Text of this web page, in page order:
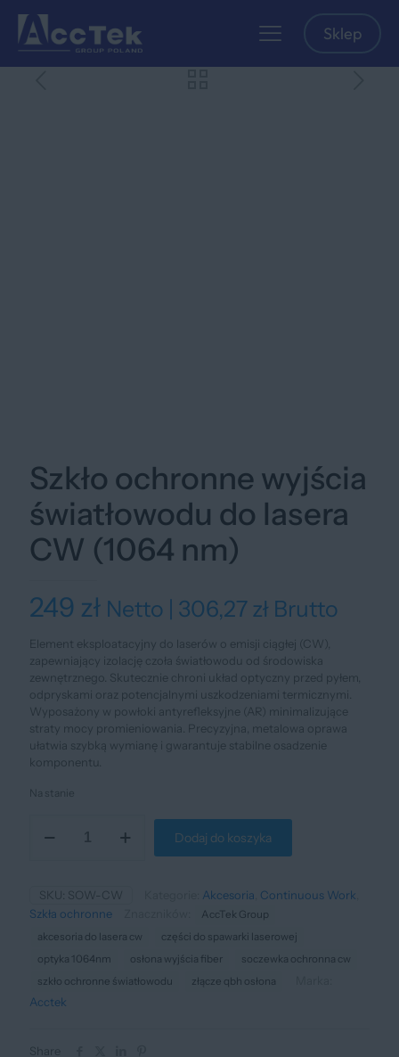
Sklep
Szkło ochronne wyjścia
światłowodu do lasera
CW (1064 nm)
249 zł Netto | 306,27 zł Brutto
Element eksploatacyjny do laserów o emisji ciągłej (CW),
zapewniający izolację czoła światłowodu od środowiska
zewnętrznego. Skutecznie chroni układ optyczny przed pyłem,
odpryskami oraz potencjalnymi uszkodzeniami termicznymi.
Wyposażony w powłoki antyrefleksyjne (AR) minimalizujące
straty mocy promieniowania. Precyzyjna, metalowa oprawa
ułatwia szybką wymianę i gwarantuje stabilne osadzenie
komponentu.
Na stanie
Szkło
światłowodu
CW
(1064
Dodaj do koszyka
SKU: SOW-CW Akcesoria Continuous Work
Szkła ochronne
AccTek Group
akcesoria do lasera cw
części do spawarki laserowej
optyka 1064nm
osłona wyjścia fiber
soczewka ochronna cw
szkło ochronne światłowodu
złącze qbh osłona
Acctek
Share